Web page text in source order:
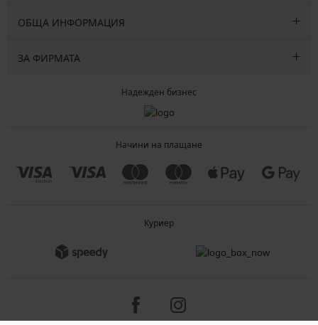
ОБЩА ИНФОРМАЦИЯ
ЗА ФИРМАТА
Надежден бизнес
Начини на плащане
Куриер